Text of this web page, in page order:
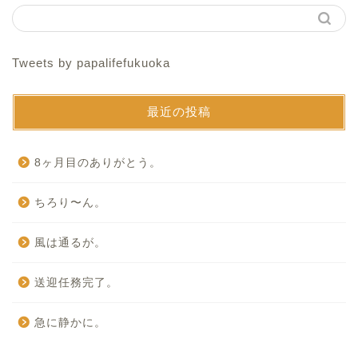
Tweets by papalifefukuoka
最近の投稿
8ヶ月目のありがとう。
ちろり〜ん。
風は通るが。
送迎任務完了。
急に静かに。